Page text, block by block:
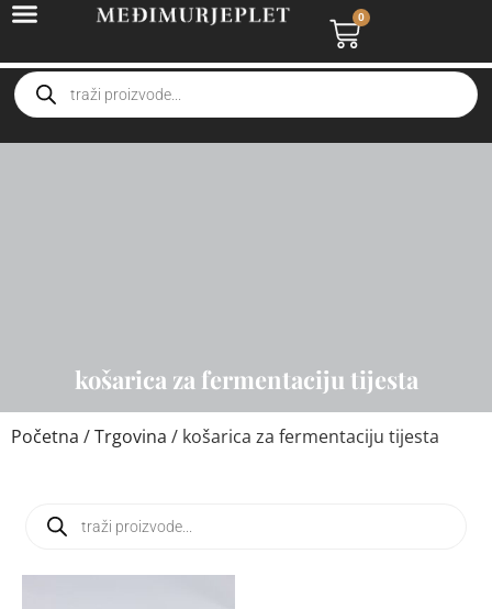
0
košarica za fermentaciju tijesta
Početna /Trgovina / košarica za fermentaciju tijesta